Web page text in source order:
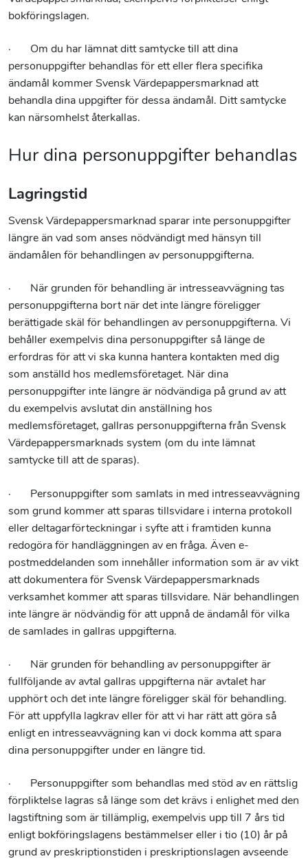
bokföringslagen.
· Om du har lämnat ditt samtycke till att dina
personuppgifter behandlas för ett eller flera specifika
ändamål kommer Svensk Värdepappersmarknad att
behandla dina uppgifter för dessa ändamål. Ditt samtycke
kan närsomhelst återkallas.
Hur dina personuppgifter behandlas
Lagringstid
Svensk Värdepappersmarknad sparar inte personuppgifter
längre än vad som anses nödvändigt med hänsyn till
ändamålen för behandlingen av personuppgifterna.
· När grunden för behandling är intresseavvägning tas
personuppgifterna bort när det inte längre föreligger
berättigade skäl för behandlingen av personuppgifterna. Vi
behåller exempelvis dina personuppgifter så länge de
erfordras för att vi ska kunna hantera kontakten med dig
som anställd hos medlemsföretaget. När dina
personuppgifter inte längre är nödvändiga på grund av att
du exempelvis avslutat din anställning hos
medlemsföretaget, gallras personuppgifterna från Svensk
Värdepappersmarknads system (om du inte lämnat
samtycke till att de sparas).
· Personuppgifter som samlats in med intresseavvägning
som grund kommer att sparas tillsvidare i interna protokoll
eller deltagarförteckningar i syfte att i framtiden kunna
redogöra för handläggningen av en fråga. Även e-
postmeddelanden som innehåller information som är av vikt
att dokumentera för Svensk Värdepappersmarknads
verksamhet kommer att sparas tillsvidare. När behandlingen
inte längre är nödvändig för att uppnå de ändamål för vilka
de samlades in gallras uppgifterna.
· När grunden för behandling av personuppgifter är
fullföljande av avtal gallras uppgifterna när avtalet har
upphört och det inte längre föreligger skäl för behandling.
För att uppfylla lagkrav eller för att vi har rätt att göra så
enligt en intresseavvägning kan vi dock komma att spara
dina personuppgifter under en längre tid.
· Personuppgifter som behandlas med stöd av en rättslig
förpliktelse lagras så länge som det krävs i enlighet med den
lagstiftning som är tillämplig, exempelvis upp till 7 års tid
enligt bokföringslagens bestämmelser eller i tio (10) år på
grund av preskriptionstiden i preskriptionslagen avseende